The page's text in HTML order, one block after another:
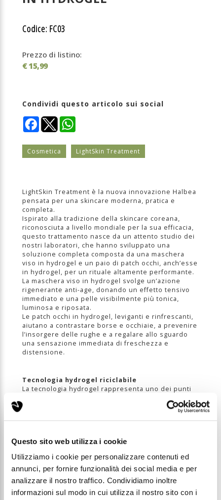
Questo sito web utilizza i cookie
Utilizziamo i cookie per personalizzare contenuti ed
annunci, per fornire funzionalità dei social media e per
analizzare il nostro traffico. Condividiamo inoltre
informazioni sul modo in cui utilizza il nostro sito con i
Codice: FC03
Prezzo di listino:
€ 15,99
Condividi questo articolo sui social
Facebook
Cosmetica LightSkin Treatment
LightSkin Treatment è la nuova innovazione Halbea
pensata per una skincare moderna, pratica e
completa.
Ispirato alla tradizione della skincare coreana,
riconosciuta a livello mondiale per la sua efficacia,
questo trattamento nasce da un attento studio dei
nostri laboratori, che hanno sviluppato una
soluzione completa composta da una maschera
viso in hydrogel e un paio di patch occhi, anch’esse
in hydrogel, per un rituale altamente performante.
La maschera viso in hydrogel svolge un’azione
rigenerante anti-age, donando un effetto tensivo
immediato e una pelle visibilmente più tonica,
luminosa e riposata.
Le patch occhi in hydrogel, leviganti e rinfrescanti,
aiutano a contrastare borse e occhiaie, a prevenire
l’insorgere delle rughe e a regalare allo sguardo
una sensazione immediata di freschezza e
distensione.
Tecnologia hydrogel riciclabile
La tecnologia hydrogel rappresenta uno dei punti
fresca e altamente aderente permette un contatto
pelle," intensificando l’idratazione e potenziando
Inoltre, la maschera e i patch sono progettati con
materiale rciclabile, per contribuire a ridurre
l’impatto ambientale senza rinunciare all’efficacia e